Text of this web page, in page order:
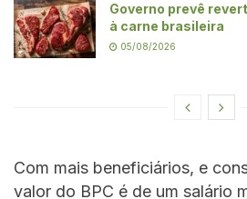
Governo prevê
à carne brasileira
05/08/2026
Com mais beneficiários, e
valor do BPC é de um salário